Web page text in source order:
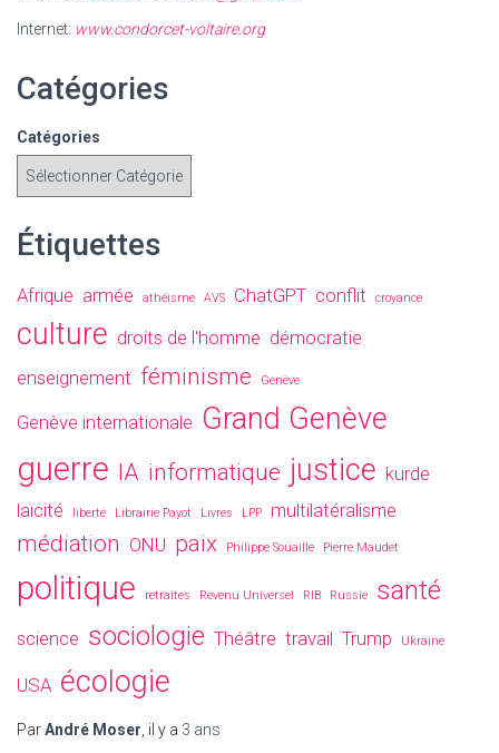
Internet: www.condorcet-voltaire.org
Catégories
Catégories
Étiquettes
Afrique armée athéisme AVS ChatGPT conflit croyance
culture droits de l'homme démocratie
enseignement féminisme Genève
Genève internationale Grand Genève
guerre IA informatique justice kurde
laïcité
liberté Librairie Payot Livres LPP multilatéralisme
médiation ONU paix Philippe Souaille Pierre Maudet
politique retraites Revenu Universel RIB Russie santé
science sociologie Théâtre travail Trump Ukraine
USA écologie
ParAndré Moser , il y a 3 ans